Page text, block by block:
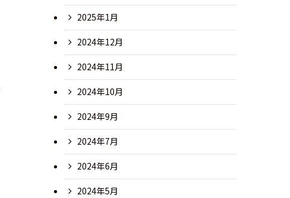
2025年1月
2024年12月
2024年11月
2024年10月
2024年9月
2024年7月
2024年6月
2024年5月